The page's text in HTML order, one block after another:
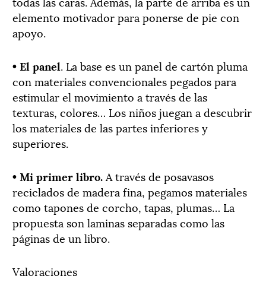
elemento motivador para ponerse de pie con
apoyo.
• El panel. La base es un panel de cartón pluma
con materiales convencionales pegados para
estimular el movimiento a través de las
texturas, colores… Los niños juegan a descubrir
los materiales de las partes inferiores y
superiores.
• Mi primer libro.A través de posavasos
reciclados de madera fina, pegamos materiales
como tapones de corcho, tapas, plumas… La
propuesta son laminas separadas como las
páginas de un libro.
Valoraciones